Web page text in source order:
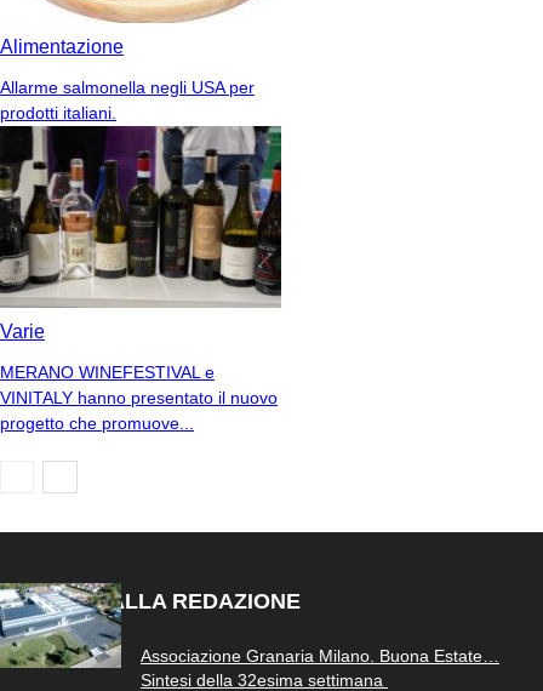
Alimentazione
Allarme salmonella negli USA per
prodotti italiani.
Varie
MERANO WINEFESTIVAL e
VINITALY hanno presentato il nuovo
progetto che promuove...
SCELTO DALLA REDAZIONE
Associazione Granaria Milano. Buona Estate…
Sintesi della 32esima settimana